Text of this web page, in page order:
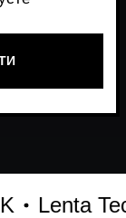
Lenta Tech